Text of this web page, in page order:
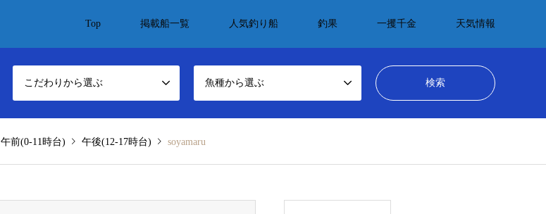
Top 掲載船一覧 人気釣り船 釣果 一攫千金 天気情報
こだわりから選ぶ 魚種から選ぶ
午前(0-11時台) 午後(12-17時台) soyamaru